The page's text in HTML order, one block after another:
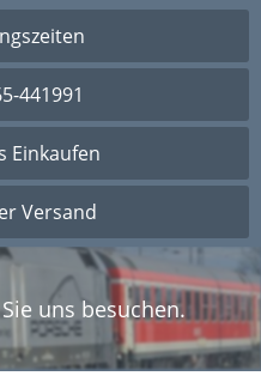
441991
Einkaufen
Versand
uns besuchen.
im Onlineshop
Kloppe.
uns besuchen.
im Onlineshop
Kloppe.